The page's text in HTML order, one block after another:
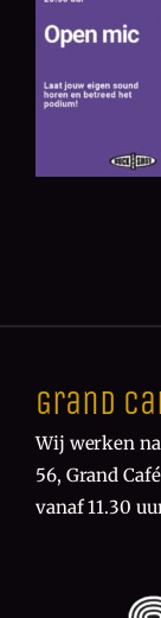
Grand
Wij werken
56, Grand
vanaf 11.30